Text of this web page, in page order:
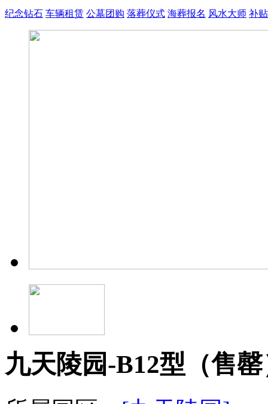
纪念钻石 车辆租赁 公墓团购 落葬仪式 海葬报名 风水大师 补
九天陵园-B12型（售